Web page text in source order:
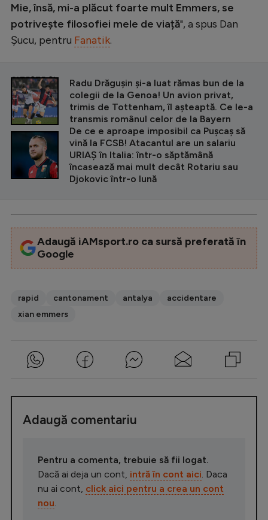
Mie, însă, mi-a plăcut foarte mult Emmers, se
potrivește filosofiei mele de viață", a spus Dan
Șucu, pentru Fanatik.
CITEȘTE ȘI
Radu Drăgușin și-a luat rămas bun de la
colegii de la Genoa! Un avion privat,
trimis de Tottenham, îl așteaptă. Ce le-a
transmis românul celor de la Bayern
De ce e aproape imposibil ca Pușcaș să
vină la FCSB! Atacantul are un salariu
URIAȘ în Italia: într-o săptămână
încasează mai mult decât Rotariu sau
Djokovic într-o lună
Adaugă iAMsport.ro ca sursă preferată în
Google
rapid cantonament antalya
accidentare
xian emmers
Adaugă comentariu
Pentru a comenta, trebuie să fii logat.
Dacă ai deja un cont, intră în cont aici . Daca
nu ai cont, click aici pentru a crea un cont
nou